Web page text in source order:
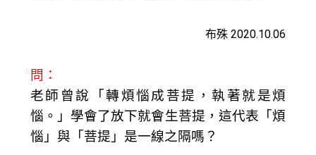
布殊 2020.10.06
問：
老師曾說「轉煩惱成菩提，執著就是煩
惱。」學會了放下就會生菩提，這代表「煩
惱」與「菩提」是一線之隔嗎？